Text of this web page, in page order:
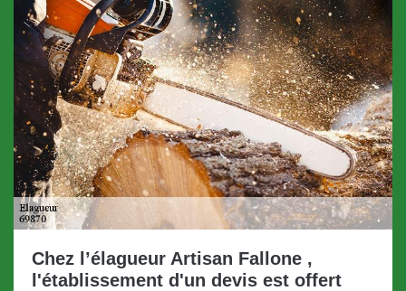
Chez l’élagueur Artisan Fallone ,
l'établissement d'un devis est offert